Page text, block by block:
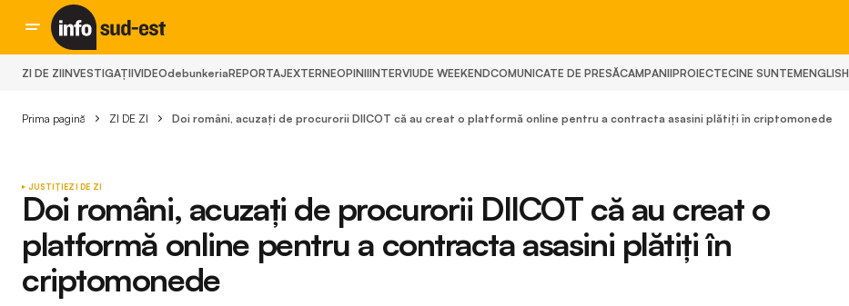
ZI DE ZIINVESTIGAȚIIVIDEOdebunkeriaREPORTAJEXTERNEOPINIIINTERVIUDE WEEKENDCOMUNICATE DE PRESĂCAMPANIIPROIECTECINE SUNTEMENGLISH
Prima pagină ZI DE ZI Doi români, acuzați de procurorii DIICOT că au creat o platformă online pentru a contracta asasini plătiți în criptomonede
JUSTIȚIEZI DE ZI
Doi români, acuzați de procurorii DIICOT că au creat o
platformă online pentru a contracta asasini plătiți în
criptomonede